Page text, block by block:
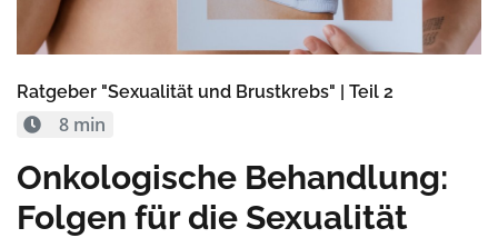
Ratgeber "Sexualität und Brustkrebs" | Teil 2
8 min
Onkologische Behandlung:
Folgen für die Sexualität